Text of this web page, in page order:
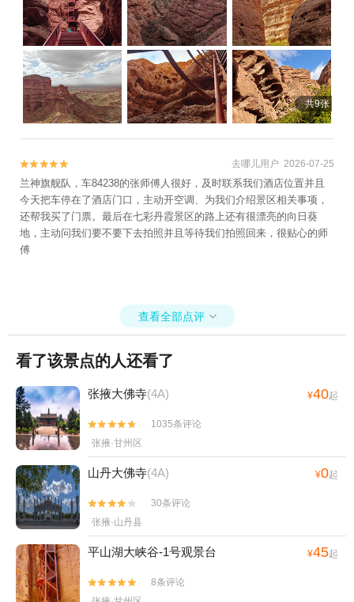
共9张

 去哪儿用户 2026-07-25
兰神旗舰队，车84238的张师傅人很好，及时联系我们酒店位置并且
今天把车停在了酒店门口，主动开空调、为我们介绍景区相关事项，
还帮我买了门票。最后在七彩丹霞景区的路上还有很漂亮的向日葵
地，主动问我们要不要下去拍照并且等待我们拍照回来，很贴心的师
傅
查看全部点评 
看了该景点的人还看了
张掖大佛寺(4A) ¥40起


1035条评论
张掖·甘州区
山丹大佛寺(4A) ¥0起


30条评论
张掖·山丹县
平山湖大峡谷-1号观景台 ¥45起


8条评论